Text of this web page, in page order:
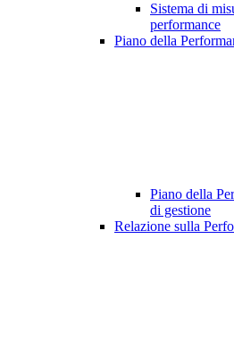
Sistema di
performance
Piano della
Piano della
di gestione
Relazione sulla